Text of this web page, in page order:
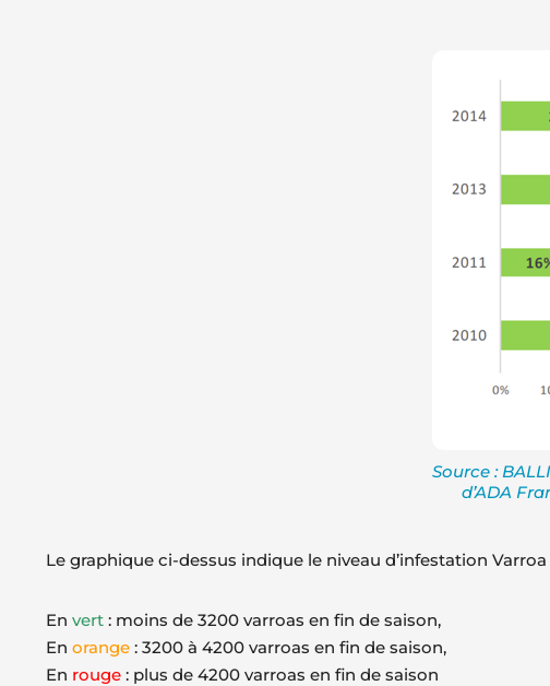
Source :
d’ADA
Le graphique ci-dessus indique le niveau d’infestation
En vert : moins de 3200 varroas en fin de saison,
En orange : 3200 à 4200 varroas en fin de saison,
En rouge : plus de 4200 varroas en fin de saison